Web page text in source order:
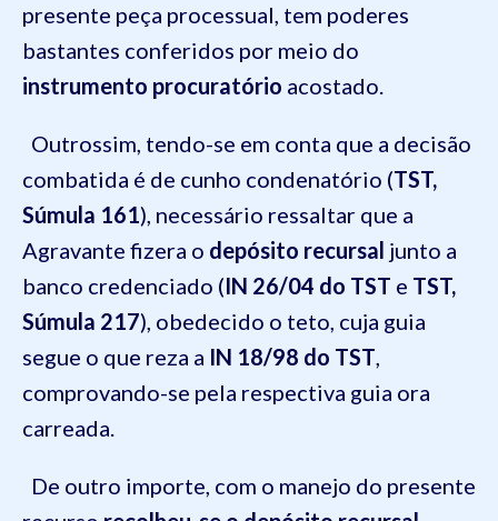
presente peça processual, tem poderes
bastantes conferidos por meio do
instrumento procuratório acostado.
Outrossim, tendo-se em conta que a decisão
combatida é de cunho condenatório (TST,
Súmula 161), necessário ressaltar que a
Agravante fizera o depósito recursal junto a
banco credenciado (IN 26/04 do TST e TST,
Súmula 217), obedecido o teto, cuja guia
segue o que reza a IN 18/98 do TST,
comprovando-se pela respectiva guia ora
carreada.
De outro importe, com o manejo do presente